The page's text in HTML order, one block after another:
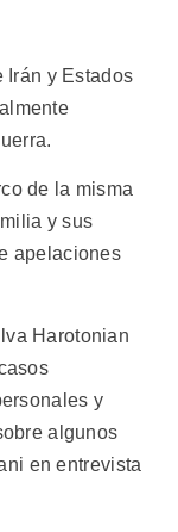
Irán y Estados
de la misma
y sus
apelaciones
Harotonian
y
algunos
en entrevista